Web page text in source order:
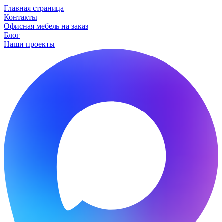
Главная страница
Контакты
Офисная мебель на заказ
Блог
Наши проекты